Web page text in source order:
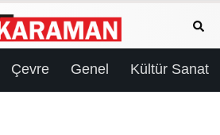
Çevre Genel Kültür Sanat